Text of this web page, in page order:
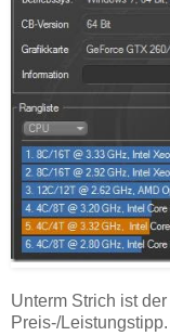
Unterm Strich ist der
Preis-/Leistungstipp.